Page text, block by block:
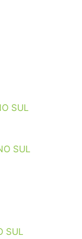
SUL
SUL
SUL